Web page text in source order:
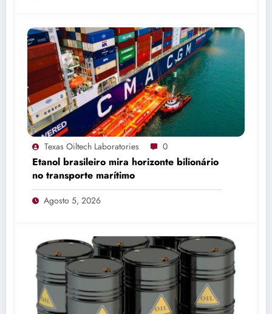
Texas Oiltech Laboratories 0
Etanol brasileiro mira horizonte bilionário
no transporte marítimo
Agosto 5, 2026